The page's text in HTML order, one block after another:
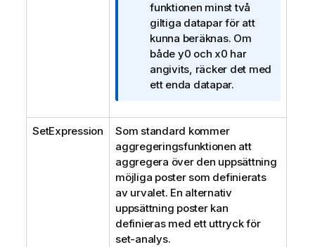
t
e
c
k
n
i
g
o
m
i
n
f
o
r
m
funktionen minst två
giltiga datapar för att
kunna beräknas. Om
både y0 och x0 har
angivits, räcker det med
ett enda datapar.
SetExpression
Som standard kommer
aggregeringsfunktionen att
aggregera över den uppsättning
möjliga poster som definierats
av urvalet. En alternativ
uppsättning poster kan
definieras med ett uttryck för
set-analys.